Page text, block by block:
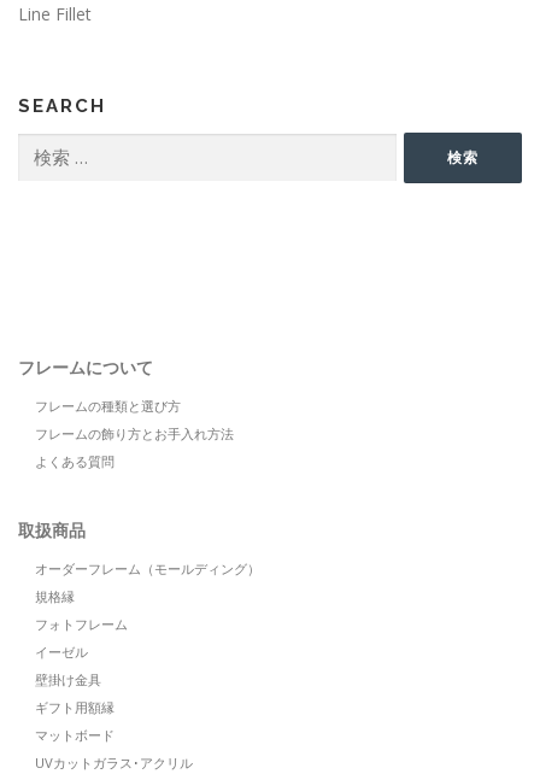
Line Fillet
SEARCH
索:
検索
フレームについて
フレームの種類と選び方
フレームの飾り方とお手入れ方法
よくある質問
取扱商品
オーダーフレーム（モールディング）
規格縁
フォトフレーム
イーゼル
壁掛け金具
ギフト用額縁
マットボード
UVカットガラス･アクリル